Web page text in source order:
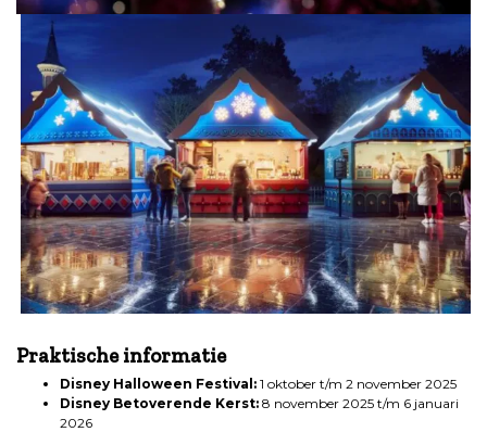
Praktische informatie
Disney Halloween Festival: 1 oktober t/m 2 november 2025
Disney Betoverende Kerst: 8 november 2025 t/m 6 januari
2026